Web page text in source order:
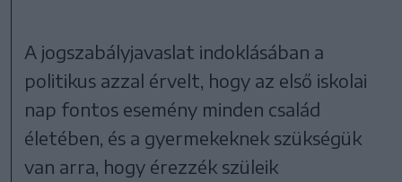
A jogszabályjavaslat indoklásában a
politikus azzal érvelt, hogy az első iskolai
nap fontos esemény minden család
életében, és a gyermekeknek szükségük
van arra, hogy érezzék szüleik